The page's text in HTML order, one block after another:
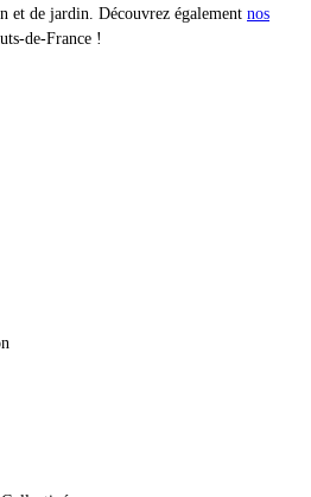
et de jardin. Découvrez également nos
de-France !